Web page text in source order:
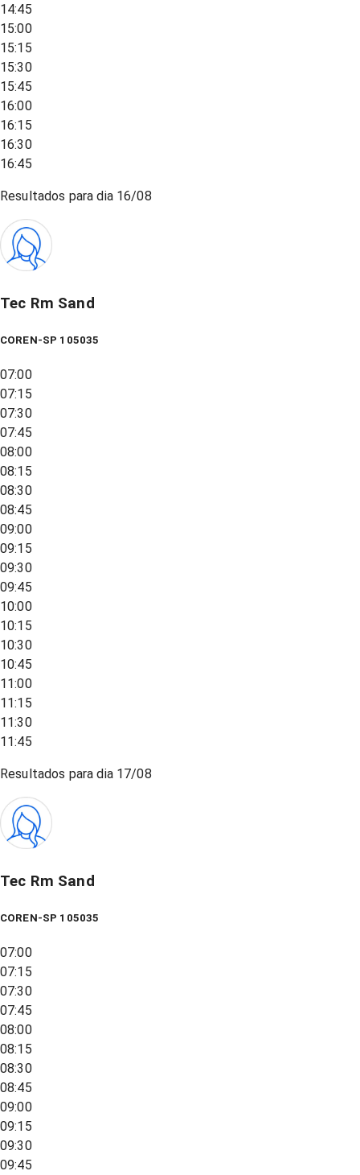
14:45
15:00
15:15
15:30
15:45
16:00
16:15
16:30
16:45
Resultados para dia 16/08
Tec Rm Sand
COREN-SP 105035
07:00
07:15
07:30
07:45
08:00
08:15
08:30
08:45
09:00
09:15
09:30
09:45
10:00
10:15
10:30
10:45
11:00
11:15
11:30
11:45
Resultados para dia 17/08
Tec Rm Sand
COREN-SP 105035
07:00
07:15
07:30
07:45
08:00
08:15
08:30
08:45
09:00
09:15
09:30
09:45